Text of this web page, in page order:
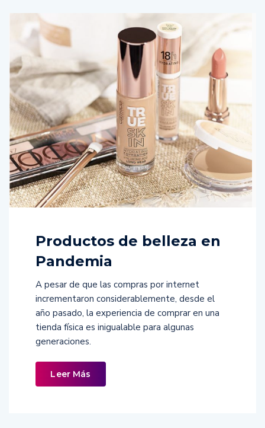
Productos de belleza en
Pandemia
A pesar de que las compras por internet
incrementaron considerablemente, desde el
año pasado, la experiencia de comprar en una
tienda física es inigualable para algunas
generaciones.
Leer Más